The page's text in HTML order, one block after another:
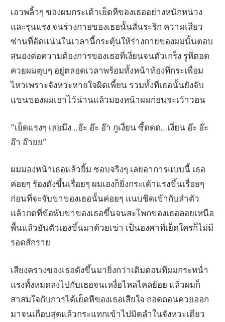
เอวพลิ้วๆ ของผมกระเด้าเย็ดหีของเธออย่างหนักหน่วง
และรุนแรง จนร่างกายของเธอนั้นสั่นระริก ความเสียว
ซ่านที่อัดแน่นในเวลานี้กระตุ้นให้ร่างกายของผมนั้นตอบ
สนองต่อความต้องการของเธอที่เงี่ยนจนตัวเกร็ง รูหีตอด
ควยผมตุบๆ อยู่ตลอดเวลาพร้อมทั้งหน้าท้องที่กระเพื่อม
ไหวเพราะจังหวะหายใจผิดเพี้ยน รวมทั้งที่เธอนั้นยังจับ
แขนของผมเอาไว้น่านแล้วมองหน้าผมก่อนจะเว้าวอน
“เย็ดแรงๆ เลยมึง…อ๊ะ อ๊ะ อ๊า กูเงี่ยน ซี้ดดด…เงี่ยน อ๊ะ อ๊ะ
อ๊า อ๊ายย”
ผมมองหน้าเธอแล้วยิ้ม ชอบจริงๆ เลยอาการแบบนี้ เธอ
ค่อยๆ ร้องดังขึ้นเรื่อยๆ ผมเองก็ยิ่งกระเด้าแรงขึ้นเรื่อยๆ
ก่อนที่จะจับขาของเธอนั้นค่อยๆ แนบชิดเข้ากับลำตัว
แล้วกดที่ข้อพับขาของเธอขึ้นจนสะโพกของเธอลอยเหนือ
พื้นแล้วยันตัวเองขึ้นมาด้วยเข่า เป็นองศาที่เย็ดใครก็ไม่มี
รอดสักราย
เสียงครางของเธอดังขึ้นมายิ่งกว่าเดิมตอนทีผมกระหน่ำ
แรงทั้งหมดลงไปกับเธอจนเหงื่อไหลไคลย้อย แล้วผมก็
สาสมใจกับการได้เย็ดหีของเธอเสียใจ ถอดถอนควยออก
มาจนเกือบสุดแล้วกระแทกเข้าไปมิดลำในจังหวะเดียว